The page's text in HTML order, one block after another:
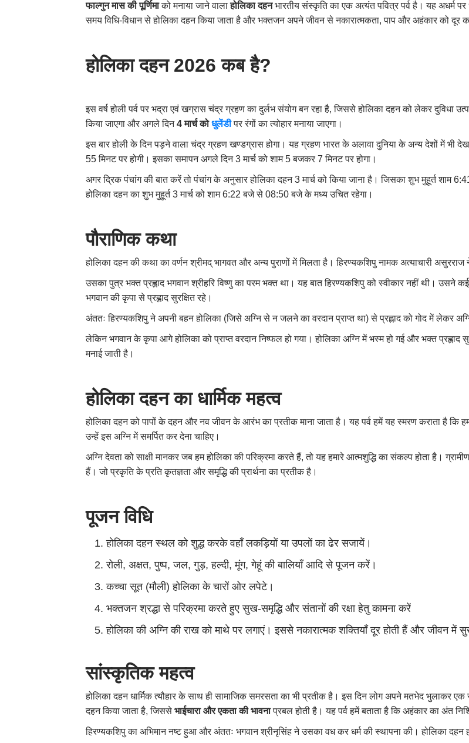
फाल्गुन मास की पूर्णिमाको मनाया जाने वालाहोलिका दहनभारतीय संस्कृति का एक अत्यंत पवित्र पर्व है। यह अधर्म
समय विधि-विधान से होलिका दहन किया जाता है और भक्तजन अपने जीवन से नकारात्मकता, पाप और अहंकार को
होलिका दहन 2026 कब है?
इस वर्ष होली पर्व पर भद्रा एवं खग्रास चंद्र ग्रहण का दुर्लभ संयोग बन रहा है, जिससे होलिका दहन को लेकर दुविधा
किया जाएगा और अगले दिन4 मार्च कोधुलेंडीपर रंगों का त्योहार मनाया जाएगा।
इस बार होली के दिन पड़ने वाला चंद्र ग्रहण खण्डग्रास होगा। यह ग्रहण भारत के अलावा दुनिया के अन्य देशों में भी
55 मिनट पर होगी। इसका समापन अगले दिन 3 मार्च को शाम 5 बजकर 7 मिनट पर होगा।
अगर द्रिक पंचांग की बात करें तो पंचांग के अनुसार होलिका दहन 3 मार्च को किया जाना है। जिसका शुभ मुहूर्त
होलिका दहन का शुभ मुहूर्त 3 मार्च को शाम 6:22 बजे से 08:50 बजे के मध्य उचित रहेगा।
पौराणिक कथा
होलिका दहन की कथा का वर्णन श्रीमद् भागवत और अन्य पुराणों में मिलता है।हिरण्यकशिपुनामक अत्याचारी असुरराज
उसका पुत्र भक्त प्रह्लाद भगवान श्रीहरि विष्णु का परम भक्त था। यह बातहिरण्यकशिपुको स्वीकार नहीं थी। उसने
भगवान की कृपा से प्रह्लाद सुरक्षित रहे।
अंततःहिरण्यकशिपुने अपनी बहन होलिका (जिसे अग्नि से न जलने का वरदान प्राप्त था) से प्रह्लाद को गोद में लेकर
लेकिन भगवान के कृपा आगे होलिका को प्राप्त वरदान निष्फल हो गया। होलिका अग्नि में भस्म हो गई और भक्त
मनाई जाती है।
होलिका दहन का धार्मिक महत्व
होलिका दहन को पापों के दहन और नव जीवन के आरंभ का प्रतीक माना जाता है। यह पर्व हमें यह स्मरण कराता है कि
उन्हें इस अग्नि में समर्पित कर देना चाहिए।
अग्नि देवता को साक्षी मानकर जब हम होलिका की परिक्रमा करते हैं, तो यह हमारे आत्मशुद्धि का संकल्प होता है।
हैं। जो प्रकृति के प्रति कृतज्ञता और समृद्धि की प्रार्थना का प्रतीक है।
पूजन विधि
होलिका दहन स्थल को शुद्ध करके वहाँ लकड़ियों या उपलों का ढेर सजायें।
रोली, अक्षत, पुष्प, जल, गुड़, हल्दी, मूंग, गेहूं की बालियाँ आदि से पूजन करें।
कच्चा सूत (मौली) होलिका के चारों ओर लपेटे।
भक्तजन श्रद्धा से परिक्रमा करते हुए सुख-समृद्धि और संतानों की रक्षा हेतु कामना करें
होलिका की अग्नि की राख को माथे पर लगाएं। इससे नकारात्मक शक्तियाँ दूर होती हैं और जीवन में
सांस्कृतिक महत्व
होलिका दहन धार्मिक त्यौहार के साथ ही सामाजिक समरसता का भी प्रतीक है। इस दिन लोग अपने मतभेद भुलाकर
दहन किया जाता है, जिससेभाईचारा और एकता की भावनाप्रबल होती है। यह पर्व हमें बताता है कि अहंकार का अंत
हिरण्यकशिपु का अभिमान नष्ट हुआ और अंततः भगवान श्रीनृसिंह ने उसका वध कर धर्म की स्थापना की। होलिका दहन